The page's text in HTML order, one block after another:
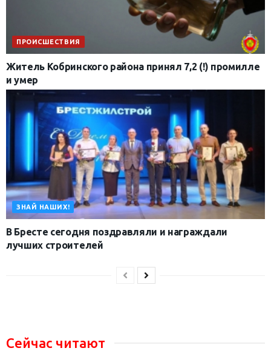
ПРОИСШЕСТВИЯ
Житель Кобринского района принял 7,2 (!) промилле
и умер
ЗНАЙ НАШИХ!
В Бресте сегодня поздравляли и награждали
лучших строителей
Сейчас читают